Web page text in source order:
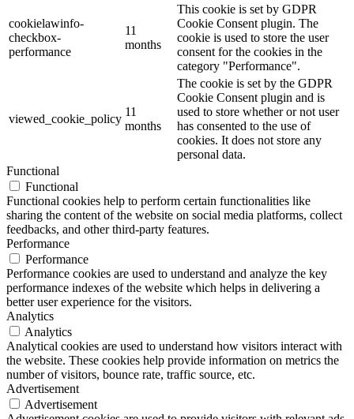
cookielawinfo-
checkbox-
performance
11
months
This cookie is set by GDPR
Cookie Consent plugin. The
cookie is used to store the user
consent for the cookies in the
category "Performance".
viewed_cookie_policy
11
months
The cookie is set by the GDPR
Cookie Consent plugin and is
used to store whether or not user
has consented to the use of
cookies. It does not store any
personal data.
Functional
Functional
Functional cookies help to perform certain functionalities like
sharing the content of the website on social media platforms, collect
feedbacks, and other third-party features.
Performance
Performance
Performance cookies are used to understand and analyze the key
performance indexes of the website which helps in delivering a
better user experience for the visitors.
Analytics
Analytics
Analytical cookies are used to understand how visitors interact with
the website. These cookies help provide information on metrics the
number of visitors, bounce rate, traffic source, etc.
Advertisement
Advertisement